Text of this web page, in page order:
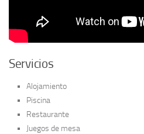
Servicios
Alojamiento
Piscina
Restaurante
Juegos de mesa